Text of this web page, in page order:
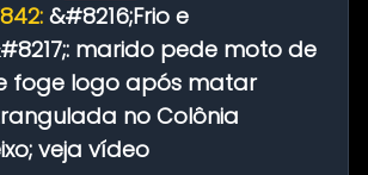
&#8216;Frio e
marido pede moto de
foge logo após matar
no Colônia
veja vídeo